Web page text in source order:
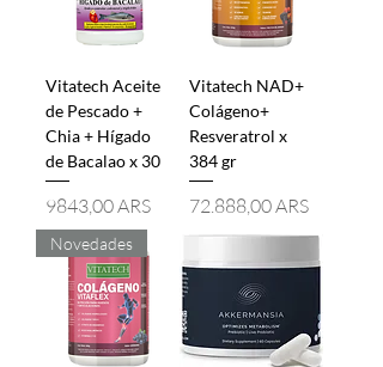
Vitatech Aceite
de Pescado +
Chia + Hígado
de Bacalao x 30
Precio
9843,00 ARS
Vitatech NAD+
Colágeno+
Resveratrol x
384 gr
Precio
72.888,00 ARS
Novedades